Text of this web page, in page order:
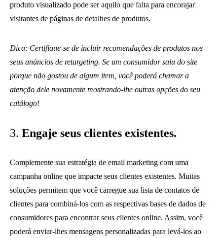
produto visualizado pode ser aquilo que falta para encorajar
visitantes de páginas de detalhes de produtos.
Dica: Certifique-se de incluir recomendações de produtos nos
seus anúncios de retargeting. Se um consumidor saiu do site
porque não gostou de algum item, você poderá chamar a
atenção dele novamente mostrando-lhe outras opções do seu
catálogo!
3. Engaje seus clientes existentes.
Complemente sua estratégia de email marketing com uma
campanha online que impacte seus clientes existentes. Muitas
soluções permitem que você carregue sua lista de contatos de
clientes para combiná-los com as respectivas bases de dados de
consumidores para encontrar seus clientes online. Assim, você
poderá enviar-lhes mensagens personalizadas para levá-los ao